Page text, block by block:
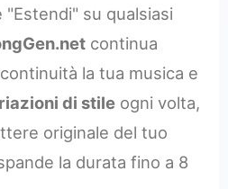
"Estendi" su qualsiasi
continua
la tua musica e
di stile ogni volta,
originale del tuo
la durata fino a 8